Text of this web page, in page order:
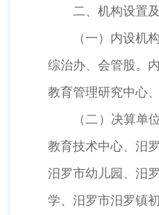
二、机构设置及
（一）内设机构
综治办、会管股。
教育管理研究中心
（二）决算单位
教育技术中心、汨
汨罗市幼儿园、汨
学、汨罗市汨罗镇